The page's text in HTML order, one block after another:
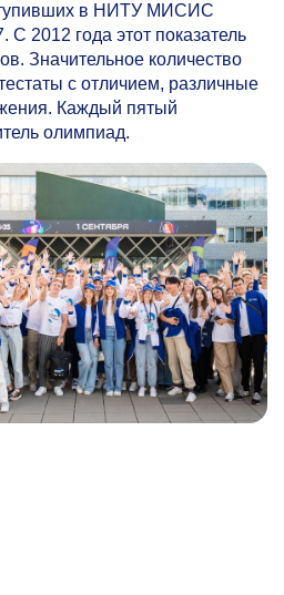
в НИТУ МИСИС
С 2012 года этот показатель
Значительное количество
с отличием, различные
Каждый пятый
олимпиад.